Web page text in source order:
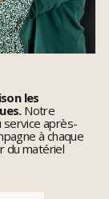
les
Notre
service après-
à chaque
du matériel